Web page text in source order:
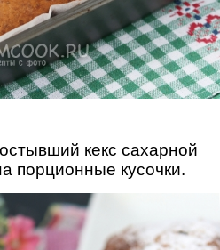
кекс сахарной
порционные кусочки.